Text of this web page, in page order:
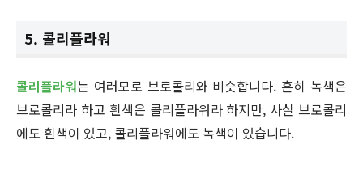
5. 콜리플라워
콜리플라워는 여러모로 브로콜리와 비슷합니다. 흔히 녹색은
브로콜리라 하고 흰색은 콜리플라워라 하지만, 사실 브로콜리
에도 흰색이 있고, 콜리플라워에도 녹색이 있습니다.